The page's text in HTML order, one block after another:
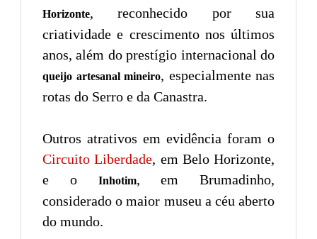
Horizonte, reconhecido por sua
criatividade e crescimento nos últimos
anos, além do prestígio internacional do
queijo artesanal mineiro, especialmente nas
rotas do Serro e da Canastra.
Outros atrativos em evidência foram o
Circuito Liberdade, em Belo Horizonte,
e o
Inhotim, em Brumadinho,
considerado o maior museu a céu aberto
do mundo.